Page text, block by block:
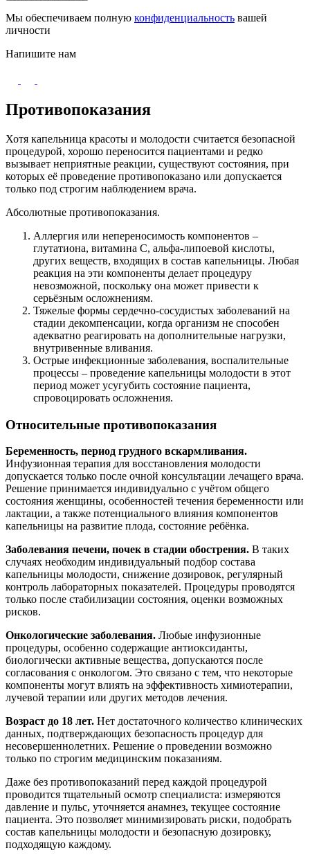
Мы обеспечиваем полную конфиденциальность вашей
личности
Напишите нам
Противопоказания
Хотя капельница красоты и молодости считается безопасной
процедурой, хорошо переносится пациентами и редко
вызывает неприятные реакции, существуют состояния, при
которых её проведение противопоказано или допускается
только под строгим наблюдением врача.
Абсолютные противопоказания.
Аллергия или непереносимость компонентов –
глутатиона, витамина С, альфа-липоевой кислоты,
других веществ, входящих в состав капельницы. Любая
реакция на эти компоненты делает процедуру
невозможной, поскольку она может привести к
серьёзным осложнениям.
Тяжелые формы сердечно-сосудистых заболеваний на
стадии декомпенсации, когда организм не способен
адекватно реагировать на дополнительные нагрузки,
внутривенные вливания.
Острые инфекционные заболевания, воспалительные
процессы – проведение капельницы молодости в этот
период может усугубить состояние пациента,
спровоцировать осложнения.
Относительные противопоказания
Беременность, период грудного вскармливания.
Инфузионная терапия для восстановления молодости
допускается только после очной консультации лечащего врача.
Решение принимается индивидуально с учётом общего
состояния женщины, особенностей течения беременности или
лактации, а также потенциального влияния компонентов
капельницы на развитие плода, состояние ребёнка.
Заболевания печени, почек в стадии обострения. В таких
случаях необходим индивидуальный подбор состава
капельницы молодости, снижение дозировок, регулярный
контроль лабораторных показателей. Процедуры проводятся
только после стабилизации состояния, оценки возможных
рисков.
Онкологические заболевания. Любые инфузионные
процедуры, особенно содержащие антиоксиданты,
биологически активные вещества, допускаются после
согласования с онкологом. Это связано с тем, что некоторые
компоненты могут влиять на эффективность химиотерапии,
лучевой терапии или других методов лечения.
Возраст до 18 лет. Нет достаточного количество клинических
данных, подтверждающих безопасность процедур для
несовершеннолетних. Решение о проведении возможно
только по строгим медицинским показаниям.
Даже без противопоказаний перед каждой процедурой
проводится тщательный осмотр специалиста: измеряются
давление и пульс, уточняется анамнез, текущее состояние
пациента. Это позволяет минимизировать риски, подобрать
состав капельницы молодости и безопасную дозировку,
подходящую каждому.